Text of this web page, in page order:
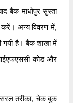
बैंक माधोपुर सुस्ता
करें। अन्य विवरण में,
गयी है। बैंक शाखा में
आईएफएससी कोड और
सरल तरीका, चेक बुक